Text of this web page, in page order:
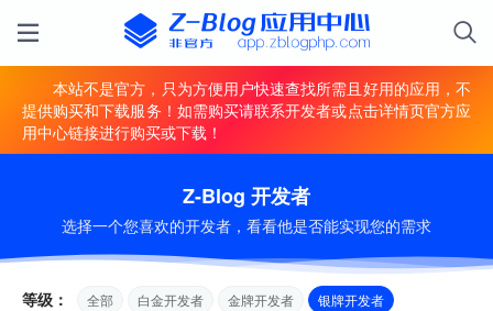
本站不是官方，只为方便用户快速查找所需且好用的应用，不
提供购买和下载服务！如需购买请联系开发者或点击详情页官方应
用中心链接进行购买或下载！
Z-Blog 开发者
选择一个您喜欢的开发者，看看他是否能实现您的需求
等级： 全部 白金开发者 金牌开发者
银牌开发者